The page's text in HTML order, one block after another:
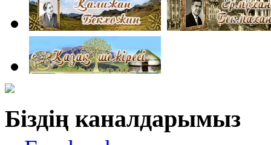
Біздің каналдарымыз